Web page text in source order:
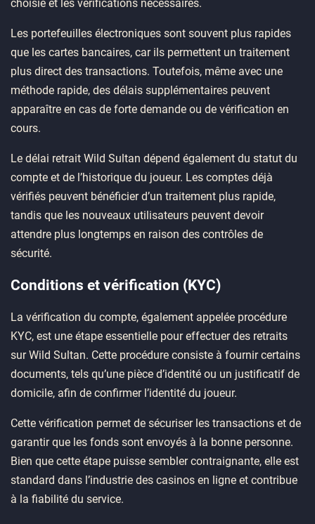
choisie et les vérifications nécessaires.
Les portefeuilles électroniques sont souvent plus rapides
que les cartes bancaires, car ils permettent un traitement
plus direct des transactions. Toutefois, même avec une
méthode rapide, des délais supplémentaires peuvent
apparaître en cas de forte demande ou de vérification en
cours.
Le délai retrait Wild Sultan dépend également du statut du
compte et de l’historique du joueur. Les comptes déjà
vérifiés peuvent bénéficier d’un traitement plus rapide,
tandis que les nouveaux utilisateurs peuvent devoir
attendre plus longtemps en raison des contrôles de
sécurité.
Conditions et vérification (KYC)
La vérification du compte, également appelée procédure
KYC, est une étape essentielle pour effectuer des retraits
sur Wild Sultan. Cette procédure consiste à fournir certains
documents, tels qu’une pièce d’identité ou un justificatif de
domicile, afin de confirmer l’identité du joueur.
Cette vérification permet de sécuriser les transactions et de
garantir que les fonds sont envoyés à la bonne personne.
Bien que cette étape puisse sembler contraignante, elle est
standard dans l’industrie des casinos en ligne et contribue
à la fiabilité du service.